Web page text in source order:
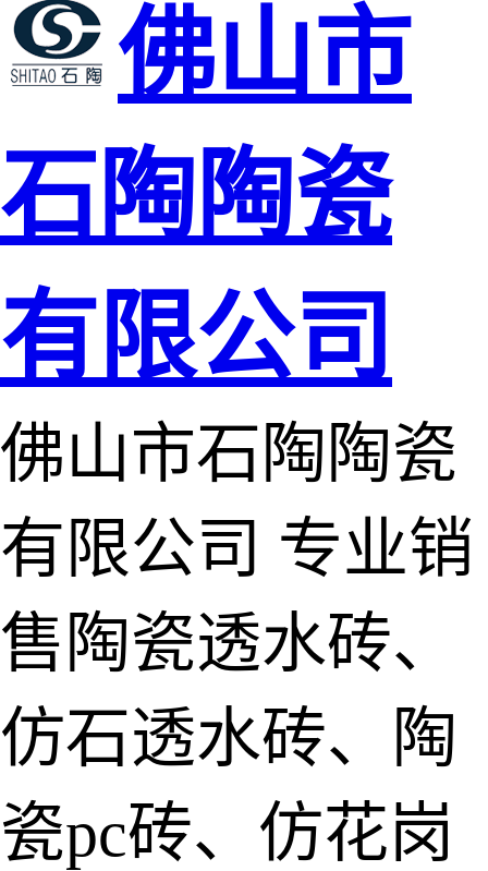
佛山市
石陶陶瓷
有限公司
佛山市石陶陶瓷
有限公司 专业销
售陶瓷透水砖、
仿石透水砖、陶
瓷pc砖、仿花岗